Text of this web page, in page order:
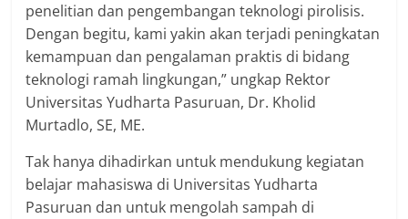
penelitian dan pengembangan teknologi pirolisis.
Dengan begitu, kami yakin akan terjadi peningkatan
kemampuan dan pengalaman praktis di bidang
teknologi ramah lingkungan,” ungkap Rektor
Universitas Yudharta Pasuruan, Dr. Kholid
Murtadlo, SE, ME.
Tak hanya dihadirkan untuk mendukung kegiatan
belajar mahasiswa di Universitas Yudharta
Pasuruan dan untuk mengolah sampah di